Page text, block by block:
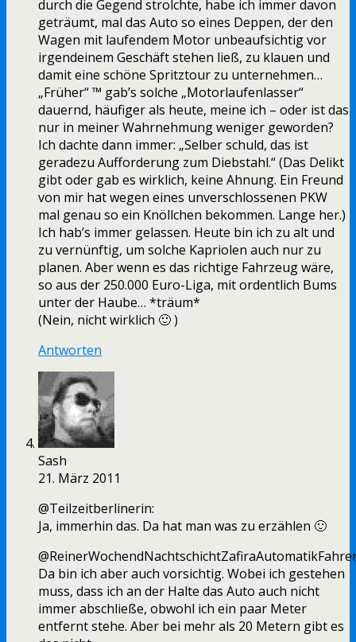
durch die Gegend strolchte, habe ich immer davon
geträumt, mal das Auto so eines Deppen, der den
Wagen mit laufendem Motor unbeaufsichtig vor
irgendeinem Geschäft stehen ließ, zu klauen und
damit eine schöne Spritztour zu unternehmen…
„Früher“ ™ gab’s solche „Motorlaufenlasser“
dauernd, häufiger als heute, meine ich – oder ist das
nur in meiner Wahrnehmung weniger geworden?
Ich dachte dann immer: „Selber schuld, das ist
geradezu Aufforderung zum Diebstahl.“ (Das Delikt
gibt oder gab es wirklich, keine Ahnung. Ein Freund
von mir hat wegen eines unverschlossenen PKW
mal genau so ein Knöllchen bekommen. Lange her.)
Ich hab’s immer gelassen. Heute bin ich zu alt und
zu vernünftig, um solche Kapriolen auch nur zu
planen. Aber wenn es das richtige Fahrzeug wäre,
so aus der 250.000 Euro-Liga, mit ordentlich Bums
unter der Haube… *träum*
(Nein, nicht wirklich 🙂 )
Antworten
Sash
21. März 2011
@Teilzeitberlinerin:
Ja, immerhin das. Da hat man was zu erzählen 🙂
Da bin ich aber auch vorsichtig. Wobei ich gestehen
muss, dass ich an der Halte das Auto auch nicht
immer abschließe, obwohl ich ein paar Meter
entfernt stehe. Aber bei mehr als 20 Metern gibt es